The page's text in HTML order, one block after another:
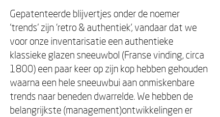
Gepatenteerde blijvertjes onder de noemer
‘trends’ zijn ‘retro & authentiek’, vandaar dat we
voor onze inventarisatie een authentieke
klassieke glazen sneeuwbol (Franse vinding, circa
1800) een paar keer op zijn kop hebben gehouden
waarna een hele sneeuwbui aan onmiskenbare
trends naar beneden dwarrelde. We hebben de
belangrijkste (management)ontwikkelingen er